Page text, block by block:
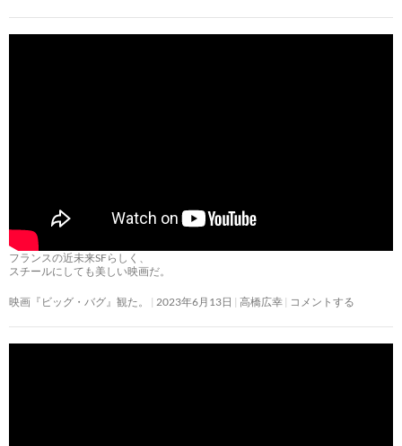
フランスの近未来SFらしく、
スチールにしても美しい映画だ。
映画『ビッグ・バグ』観た。 2023年6月13日 高橋広幸 コメントする